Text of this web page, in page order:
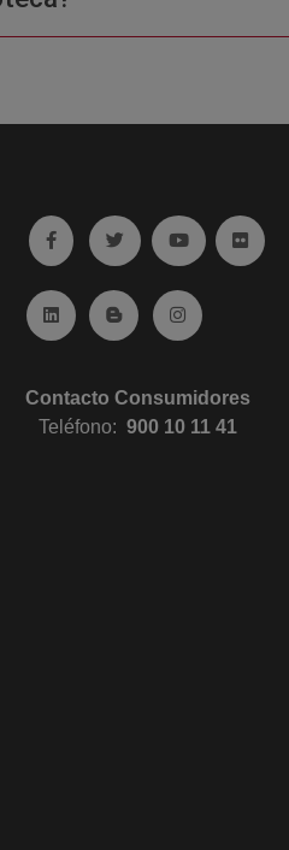
Ir a facebook (abre en
Ir a twitter (abre en
Ir a Ir a
Ir a Linkedin (abre en ventana
Ir al Blog (abre en
Ir a
Contacto Consumidores
Teléfono:900 10 11 41